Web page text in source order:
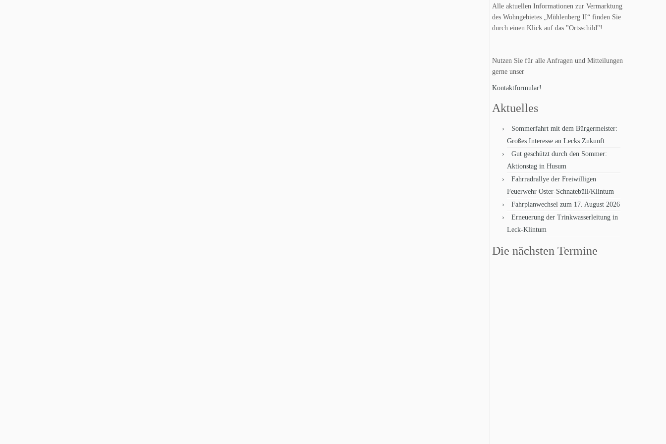
Alle aktuellen Informationen zur Vermarktung
des Wohngebietes „Mühlenberg II“ finden Sie
durch einen Klick auf das "Ortsschild"!
Nutzen Sie für alle Anfragen und Mitteilungen
gerne unser
Kontaktformular!
Aktuelles
Sommerfahrt mit dem Bürgermeister:
Großes Interesse an Lecks Zukunft
Gut geschützt durch den Sommer:
Aktionstag in Husum
Fahrradrallye der Freiwilligen
Feuerwehr Oster-Schnatebüll/Klintum
Fahrplanwechsel zum 17. August 2026
Erneuerung der Trinkwasserleitung in
Leck-Klintum
Die nächsten Termine